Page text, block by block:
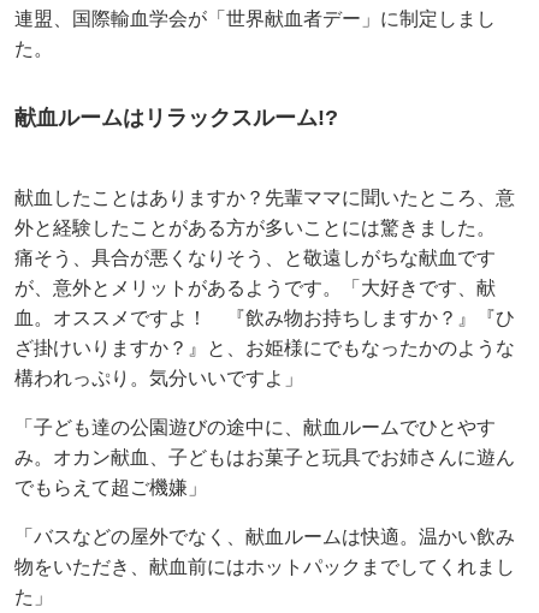
連盟、国際輸血学会が「世界献血者デー」に制定しまし
た。
献血ルームはリラックスルーム!?
献血したことはありますか？先輩ママに聞いたところ、意
外と経験したことがある方が多いことには驚きました。
痛そう、具合が悪くなりそう、と敬遠しがちな献血です
が、意外とメリットがあるようです。「大好きです、献
血。オススメですよ！ 『飲み物お持ちしますか？』『ひ
ざ掛けいりますか？』と、お姫様にでもなったかのような
構われっぷり。気分いいですよ」
「子ども達の公園遊びの途中に、献血ルームでひとやす
み。オカン献血、子どもはお菓子と玩具でお姉さんに遊ん
でもらえて超ご機嫌」
「バスなどの屋外でなく、献血ルームは快適。温かい飲み
物をいただき、献血前にはホットパックまでしてくれまし
た」